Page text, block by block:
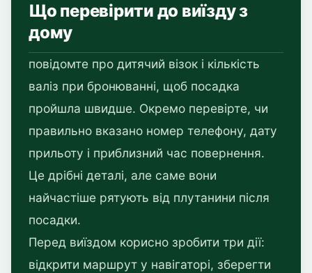
Що перевірити до виїзду з
дому
повідомте про дитячий візок і кількість
валіз при бронюванні, щоб посадка
пройшла швидше. Окремо перевірте, чи
правильно вказано номер телефону, дату
прильоту і приблизний час повернення.
Це дрібні деталі, але саме вони
найчастіше рятують від плутанини після
посадки.
Перед виїздом корисно зробити три дії:
відкрити маршрут у навігаторі, зберегти